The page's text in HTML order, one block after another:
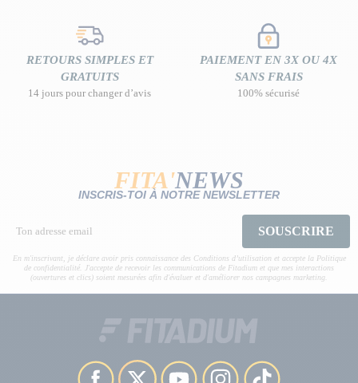
RETOURS SIMPLES ET
GRATUITS
14 jours pour changer d’avis
PAIEMENT EN 3X OU 4X
SANS FRAIS
100% sécurisé
FITA'NEWS
INSCRIS-TOI À NOTRE NEWSLETTER
SOUSCRIRE
En m'inscrivant, je déclare avoir pris connaissance des Conditions d’utilisation et accepte la Politique
de confidentialité. J'accepte de recevoir les communications de Fitadium et que mes interactions
(ouvertures et clics) soient mesurées afin d'évaluer et d'améliorer nos campagnes marketing.